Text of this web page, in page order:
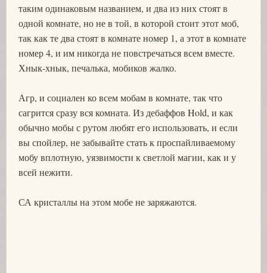
таким одинаковым названием, и два из них стоят в
одной комнате, но не в той, в которой стоит этот моб,
так как те два стоят в комнате номер 1, а этот в комнате
номер 4, и им никогда не повстречаться всем вместе.
Хнык-хнык, печалька, мобиков жалко.
Агр, и социален ко всем мобам в комнате, так что
сагрится сразу вся комната. Из дебаффов Hold, и как
обычно мобы с рутом любят его использовать, и если
вы спойлер, не забывайте стать к проспайливаемому
мобу вплотную, уязвимости к светлой магии, как и у
всей нежити.
СА кристаллы на этом мобе не заряжаются.